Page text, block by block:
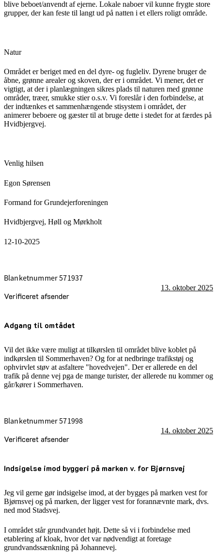
blive beboet/anvendt af ejerne. Lokale naboer vil kunne frygte store
grupper, der kan feste til langt ud på natten i et ellers roligt område.
Natur
Området er beriget med en del dyre- og fugleliv. Dyrene bruger de
åbne, grønne arealer og skoven, der er i området. Vi mener, det er
vigtigt, at der i planlægningen sikres plads til naturen med grønne
områder, træer, smukke stier o.s.v. Vi foreslår i den forbindelse, at
der indtænkes et sammenhængende stisystem i området, der
animerer beboere og gæster til at bruge dette i stedet for at færdes på
Hvidbjergvej.
Venlig hilsen
Egon Sørensen
Formand for Grundejerforeningen
Hvidbjergvej, Høll og Mørkholt
12-10-2025
Blanketnummer 571937
Verificeret afsender
13. oktober 2025
Adgang til omtådet
Vil det ikke være muligt at tilkørslen til området blive koblet på
indkørslen til Sommerhaven? Og for at nedbringe trafikstøj og
ophvirvlet støv at asfaltere "hovedvejen". Der er allerede en del
trafik på denne vej pga de mange turister, der allerede nu kommer og
går/kører i Sommerhaven.
Blanketnummer 571998
Verificeret afsender
14. oktober 2025
Indsigelse imod byggeri på marken v. for Bjørnsvej
Jeg vil gerne gør indsigelse imod, at der bygges på marken vest for
Bjørnsvej og på marken, der ligger vest for forannævnte mark, dvs.
ned mod Stadsvej.
I området står grundvandet højt. Dette så vi i forbindelse med
etablering af kloak, hvor det var nødvendigt at foretage
grundvandssænkning på Johannevej.